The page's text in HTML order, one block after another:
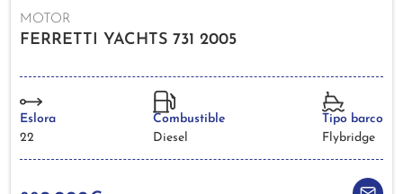
MOTOR
FERRETTI YACHTS 731 2005
Eslora
22
Combustible
Diesel
Tipo barco
Flybridge